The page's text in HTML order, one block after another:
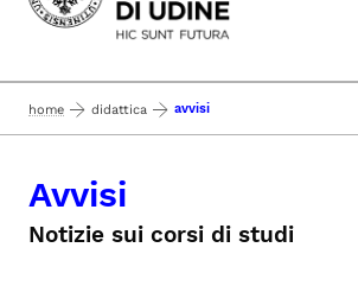
home didattica avvisi
Avvisi
Notizie sui corsi di studi